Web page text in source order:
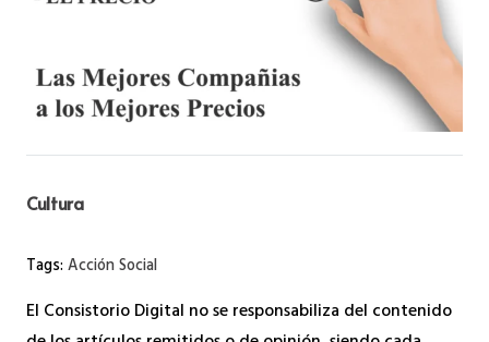
Cultura
Tags:Acción Social
El Consistorio Digital no se responsabiliza del contenido